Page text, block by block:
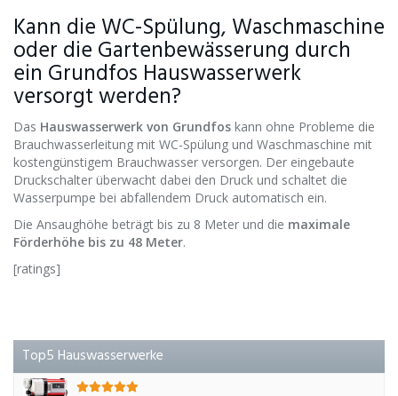
Kann die WC-Spülung, Waschmaschine
oder die Gartenbewässerung durch
ein Grundfos Hauswasserwerk
versorgt werden?
Das Hauswasserwerk von Grundfos kann ohne Probleme die
Brauchwasserleitung mit WC-Spülung und Waschmaschine mit
kostengünstigem Brauchwasser versorgen. Der eingebaute
Druckschalter überwacht dabei den Druck und schaltet die
Wasserpumpe bei abfallendem Druck automatisch ein.
Die Ansaughöhe beträgt bis zu 8 Meter und die maximale
Förderhöhe bis zu 48 Meter.
[ratings]
Top5 Hauswasserwerke